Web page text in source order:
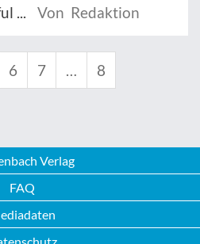
...
Von Redaktion
6 7 … 8
Verlag
FAQ